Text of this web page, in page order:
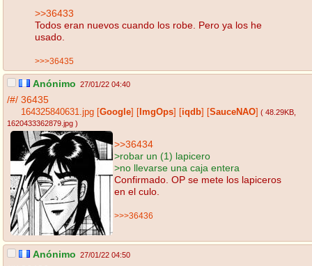
>>36433
Todos eran nuevos cuando los robe. Pero ya los he
usado.
>>>36435
Anónimo 27/01/22 04:40
/#/ 36435
164325840631.jpg Google ImgOps iqdb SauceNAO ( 48.29KB
1620433362879.jpg )
>>36434
>robar un (1) lapicero
>no llevarse una caja entera
Confirmado. OP se mete los lapiceros
en el culo.
>>>36436
Anónimo 27/01/22 04:50